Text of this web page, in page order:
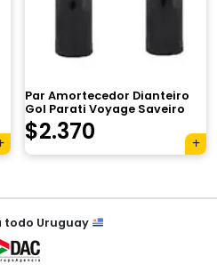
Par Amortecedor Dianteiro
Gol Parati Voyage Saveiro
$2.370
todo Uruguay
×
está vacío.